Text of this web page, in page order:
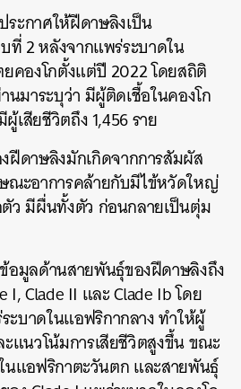
ะกาศให้ฝีดาษลิงเป็น
ที่ 2 หลังจากแพร่ระบาดใน
คองโกตั้งแต่ปี 2022 โดยสถิติ
มาระบุว่า มีผู้ติดเชื้อในคองโก
เสียชีวิตถึง 1,456 ราย
ฝีดาษลิงมักเกิดจากการสัมผัส
ณะอาการคล้ายกับมีไข้หวัดใหญ่
ว มีผื่นทั้งตัว ก่อนกลายเป็นตุ่ม
อมูลด้านสายพันธุ์ของฝีดาษลิงถึง
I, Clade II และ Clade Ib โดย
บาดในแอฟริกากลาง ทำให้ผู้
แนวโน้มการเสียชีวิตสูงขึ้น ขณะ
นแอฟริกาตะวันตก และสายพันธุ์